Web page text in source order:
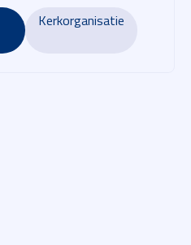
Kerkorganisatie